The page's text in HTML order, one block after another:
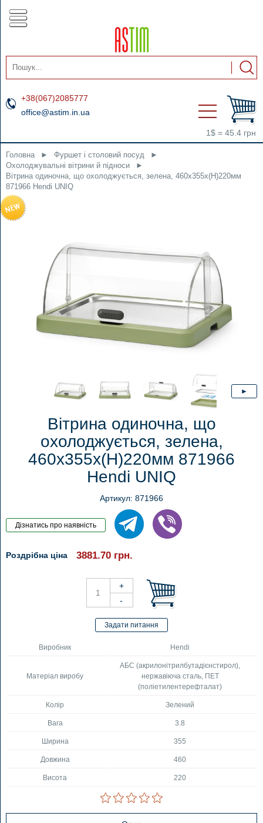
+38(067)2085777
office@astim.in.ua
1$ = 45.4 грн
Головна ► Фуршет і столовий посуд
►
Охолоджувальні вітрини й підноси
►
Вітрина одиночна, що охолоджується, зелена, 460x355x(H)220мм
871966 Hendi UNIQ
Вітрина одиночна, що
охолоджується, зелена,
460x355x(H)220мм 871966
Hendi UNIQ
Артикул: 871966
Роздрібна ціна 3881.70 грн.
Виробник Hendi
Матеріал виробу
АБС (акрилонітрилбутадієнстирол),
нержавіюча сталь, ПЕТ
(поліетилентерефталат)
Колір Зелений
Вага 3.8
Ширина 355
Довжина 460
Висота 220